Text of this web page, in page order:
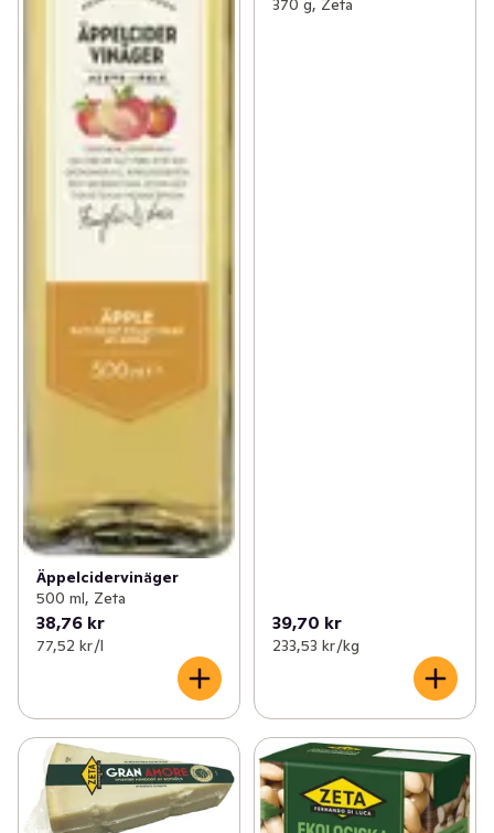
Äppelcidervinäger
500 ml, Zeta
38,76 kr
77,52 kr /l
370 g, Zeta
39,70 kr
233,53 kr /kg